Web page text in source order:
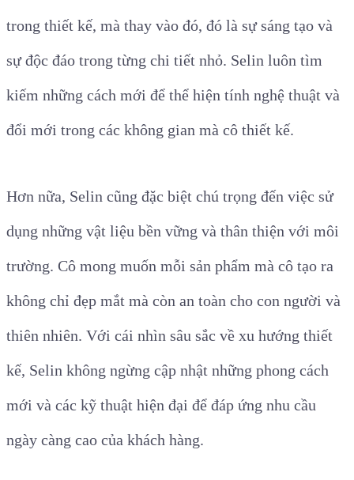
trong thiết kế, mà thay vào đó, đó là sự sáng tạo và
sự độc đáo trong từng chi tiết nhỏ. Selin luôn tìm
kiếm những cách mới để thể hiện tính nghệ thuật và
đổi mới trong các không gian mà cô thiết kế.
Hơn nữa, Selin cũng đặc biệt chú trọng đến việc sử
dụng những vật liệu bền vững và thân thiện với môi
trường. Cô mong muốn mỗi sản phẩm mà cô tạo ra
không chỉ đẹp mắt mà còn an toàn cho con người và
thiên nhiên. Với cái nhìn sâu sắc về xu hướng thiết
kế, Selin không ngừng cập nhật những phong cách
mới và các kỹ thuật hiện đại để đáp ứng nhu cầu
ngày càng cao của khách hàng.